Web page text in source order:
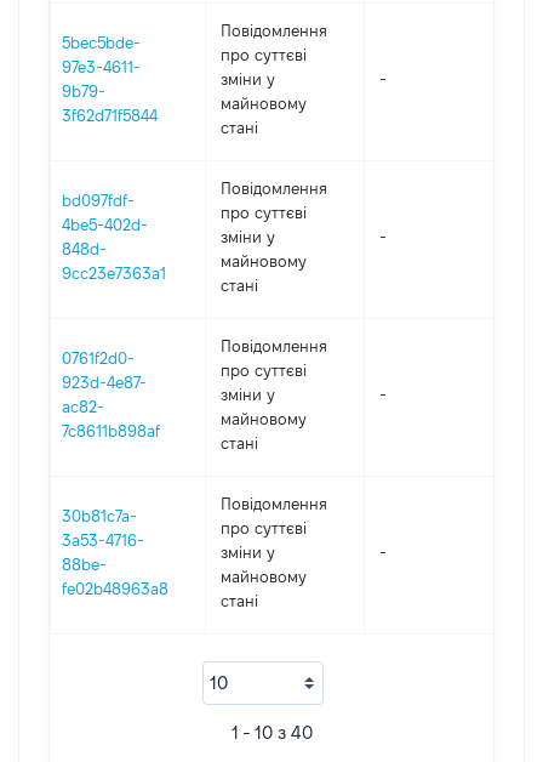
5bec5bde-
97e3-4611-
9b79-
3f62d71f5844
Повідомлення
про суттєві
зміни y
майновому
стані
-
bd097fdf-
4be5-402d-
848d-
9cc23e7363a1
Повідомлення
про суттєві
зміни y
майновому
стані
-
0761f2d0-
923d-4e87-
ac82-
7c8611b898af
Повідомлення
про суттєві
зміни y
майновому
стані
-
30b81c7a-
3a53-4716-
88be-
fe02b48963a8
Повідомлення
про суттєві
зміни y
майновому
стані
-
1 - 10 з 40